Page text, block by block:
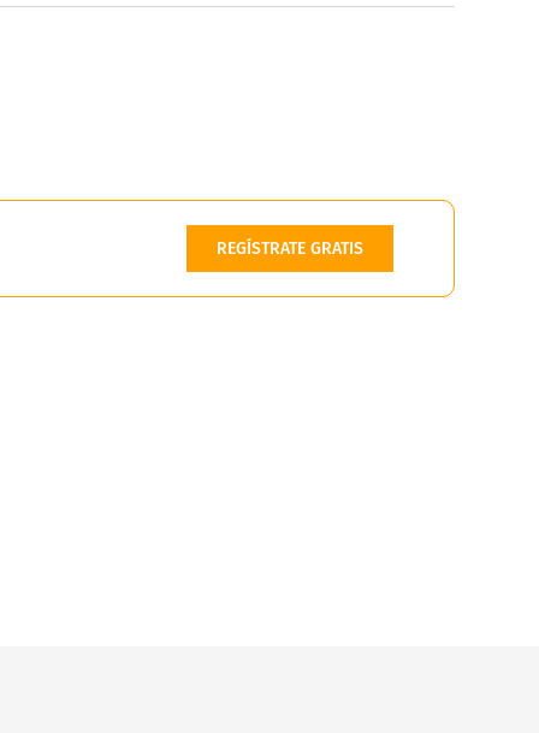
REGÍSTRATE GRATIS